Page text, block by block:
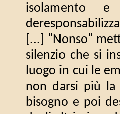
isolamento e
[...] "Nonso"
silenzio che si
luogo in cui le
non darsi più la
bisogno e poi